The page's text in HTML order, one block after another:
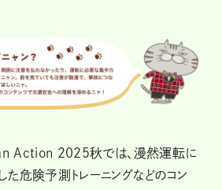
Action 2025秋では、漫然運転に
た危険予測トレーニングなどのコン